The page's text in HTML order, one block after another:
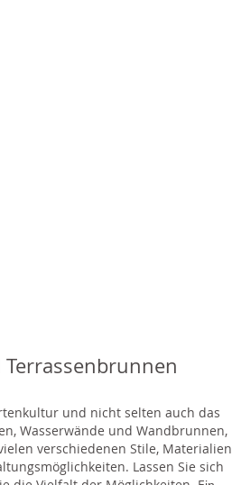
und nicht selten auch das
Wasserwände und Wandbrunnen,
verschiedenen Stile, Materialien
Lassen Sie sich